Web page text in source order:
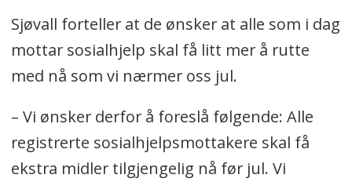
Sjøvall forteller at de ønsker at alle som i dag
mottar sosialhjelp skal få litt mer å rutte
med nå som vi nærmer oss jul.
– Vi ønsker derfor å foreslå følgende: Alle
registrerte sosialhjelpsmottakere skal få
ekstra midler tilgjengelig nå før jul. Vi